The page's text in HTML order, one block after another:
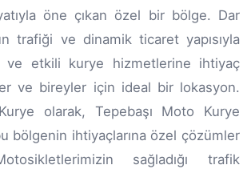
öne çıkan özel bir bölge. Dar
trafiği ve dinamik ticaret yapısıyla
ve etkili kurye hizmetlerine ihtiyaç
ve bireyler için ideal bir lokasyon.
olarak, Tepebaşı Moto Kurye
bölgenin ihtiyaçlarına özel çözümler
sağladığı trafik